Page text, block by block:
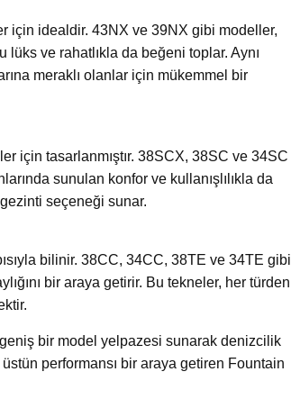
için idealdir. 43NX ve 39NX gibi modeller,
lüks ve rahatlıkla da beğeni toplar. Aynı
meraklı olanlar için mükemmel bir
için tasarlanmıştır. 38SCX, 38SC ve 34SC
sunulan konfor ve kullanışlılıkla da
seçeneği sunar.
bilinir. 38CC, 34CC, 38TE ve 34TE gibi
bir araya getirir. Bu tekneler, her türden
bir model yelpazesi sunarak denizcilik
üstün performansı bir araya getiren Fountain